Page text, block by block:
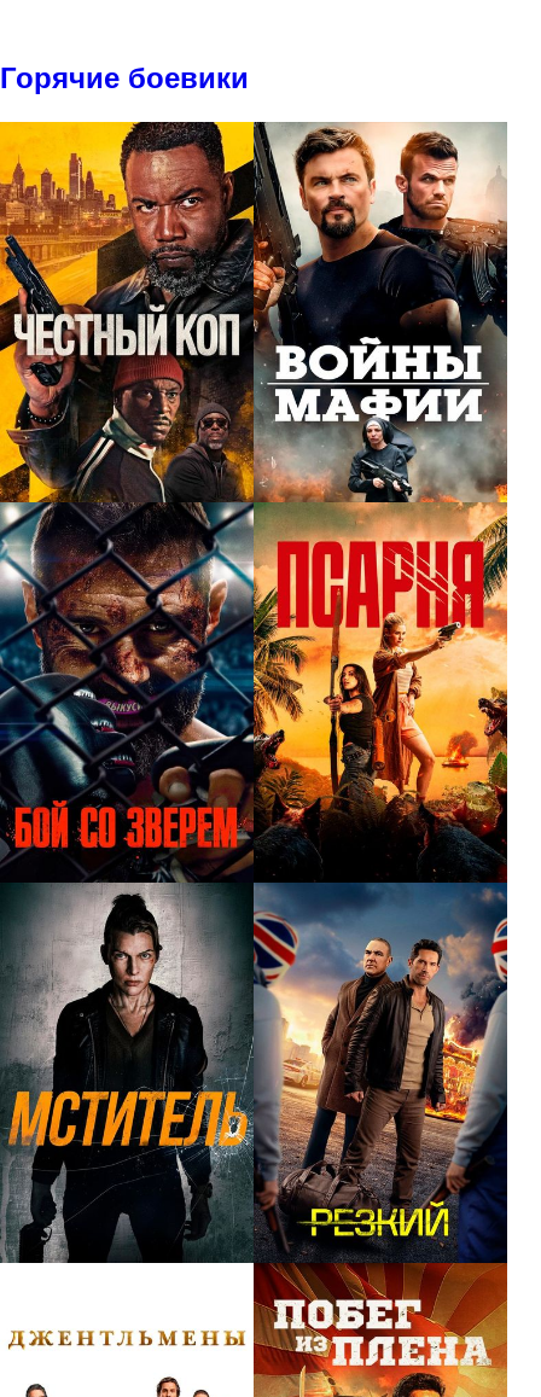
Горячие боевики